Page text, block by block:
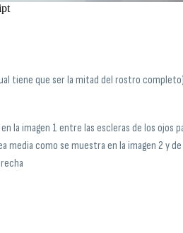
tiene que ser la mitad del rostro completo)
la imagen 1 entre las escleras de los ojos
como se muestra en la imagen 2 y